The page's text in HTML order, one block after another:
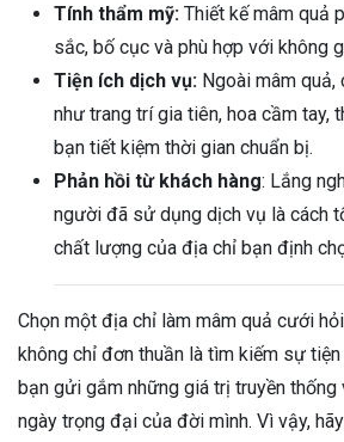
Tính thẩm mỹ: Thiết kế mâm quả
sắc, bố cục và phù hợp với không
Tiện ích dịch vụ: Ngoài mâm
như trang trí gia tiên, hoa cầm tay,
bạn tiết kiệm thời gian chuẩn bị.
Phản hồi từ khách hàng: Lắng
người đã sử dụng dịch vụ là cách
chất lượng của địa chỉ bạn định
Chọn một địa chỉ làm mâm quả cưới
không chỉ đơn thuần là tìm kiếm sự
bạn gửi gắm những giá trị truyền
ngày trọng đại của đời mình. Vì vậy,